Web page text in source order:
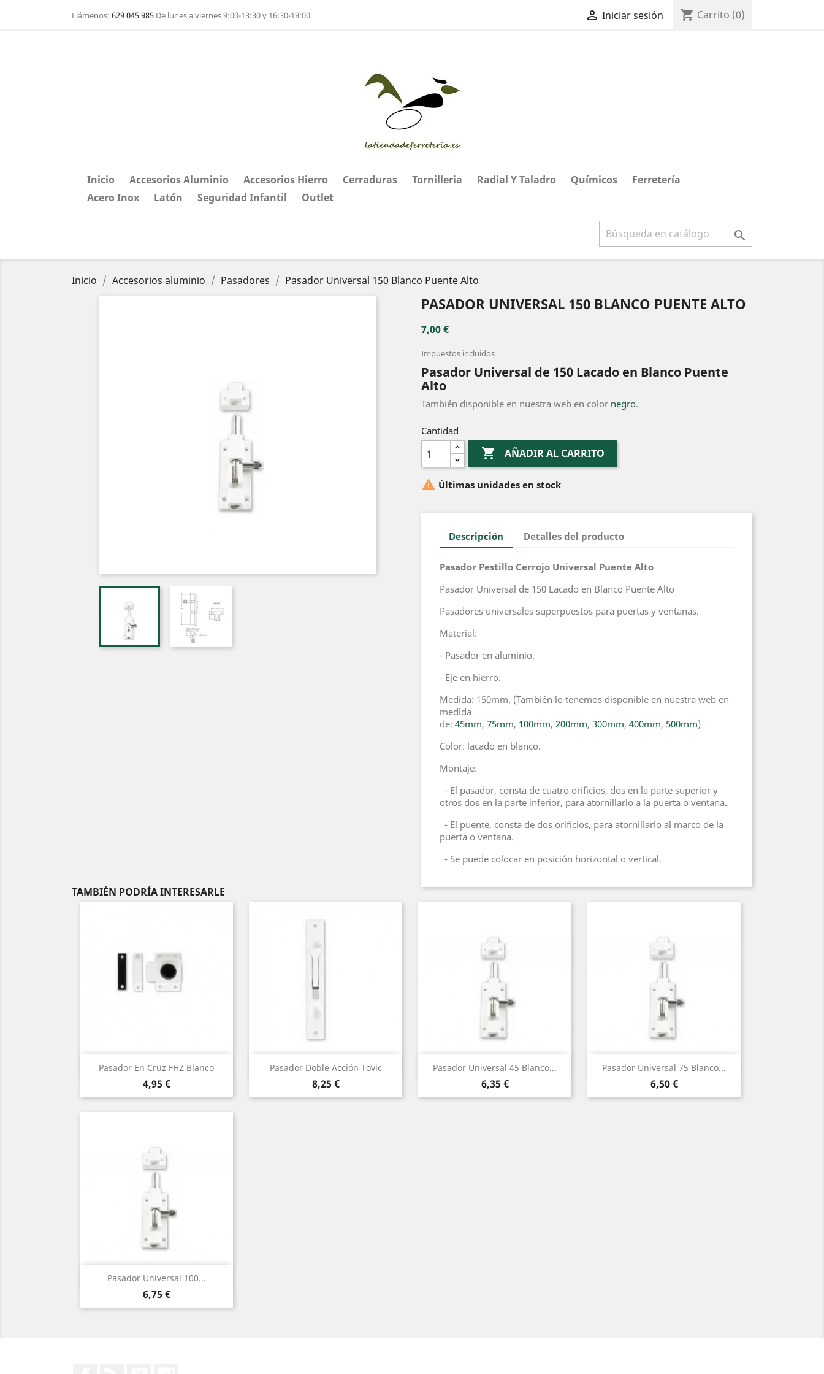
Llámenos: 629 045 985 De lunes a viernes 9:00-13:30 y 16:30-19:00  Iniciar sesión shopping_cart Carrito (0)
Inicio Accesorios Aluminio Accesorios Hierro Cerraduras Tornilleria Radial Y Taladro Químicos
Ferretería
Acero Inox
Latón Seguridad Infantil Outlet

Inicio Accesorios aluminio Pasadores Pasador Universal 150 Blanco Puente Alto
PASADOR UNIVERSAL 150 BLANCO PUENTE ALTO
7,00 €
Impuestos incluidos
Pasador Universal de 150 Lacado en Blanco Puente
Alto
También disponible en nuestra web en color negro.
Cantidad
 AÑADIR AL CARRITO
 Últimas unidades en stock
Descripción Detalles del producto
Pasador Pestillo Cerrojo Universal Puente Alto
Pasador Universal de 150 Lacado en Blanco Puente Alto
Pasadores universales superpuestos para puertas y ventanas.
Material:
- Pasador en aluminio.
- Eje en hierro.
Medida: 150mm. (También lo tenemos disponible en nuestra web en
medida
de: 45mm, 75mm, 100mm, 200mm, 300mm, 400mm, 500mm)
Color: lacado en blanco.
Montaje:
- El pasador, consta de cuatro orificios, dos en la parte superior y
otros dos en la parte inferior, para atornillarlo a la puerta o ventana.
- El puente, consta de dos orificios, para atornillarlo al marco de la
puerta o ventana.
- Se puede colocar en posición horizontal o vertical.
TAMBIÉN PODRÍA INTERESARLE
Pasador En Cruz FHZ Blanco
Precio
4,95 €
 Vista rápida Pasador Doble Acción Tovic
Precio
8,25 €
 Vista rápida Pasador Universal 45 Blanco...
Precio
6,35 €
Vista rápida Pasador Universal 75 Blanco...
Precio
6,50 €
Vista rápida
Pasador Universal 100...
Precio
6,75 €
Vista rápida